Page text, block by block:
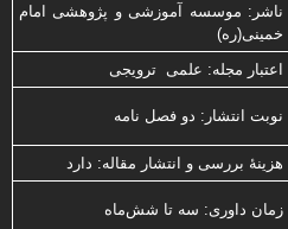
ناشر: موسسه آموزشی و پژوهشی امام
خمینی(ره)
اعتبار مجله: علمی ترویجی
نوبت انتشار: دو فصل نامه
هزینۀ بررسی و انتشار مقاله: دارد
زمان داوری: سه تا شش‌ماه